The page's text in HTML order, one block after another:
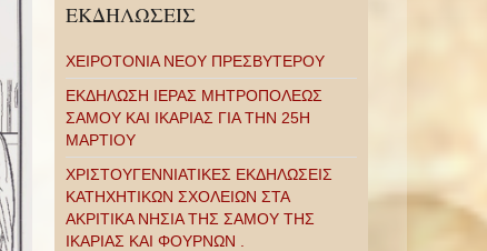
ΕΚΔΗΛΩΣΕΙΣ
ΧΕΙΡΟΤΟΝΙΑ ΝΕΟΥ ΠΡΕΣΒΥΤΕΡΟΥ
ΕΚΔΗΛΩΣΗ ΙΕΡΑΣ ΜΗΤΡΟΠΟΛΕΩΣ
ΣΑΜΟΥ ΚΑΙ ΙΚΑΡΙΑΣ ΓΙΑ ΤΗΝ 25Η
ΜΑΡΤΙΟΥ
ΧΡΙΣΤΟΥΓΕΝΝΙΑΤΙΚΕΣ ΕΚΔΗΛΩΣΕΙΣ
ΚΑΤΗΧΗΤΙΚΩΝ ΣΧΟΛΕΙΩΝ ΣΤΑ
ΑΚΡΙΤΙΚΑ ΝΗΣΙΑ ΤΗΣ ΣΑΜΟΥ ΤΗΣ
ΙΚΑΡΙΑΣ ΚΑΙ ΦΟΥΡΝΩΝ .